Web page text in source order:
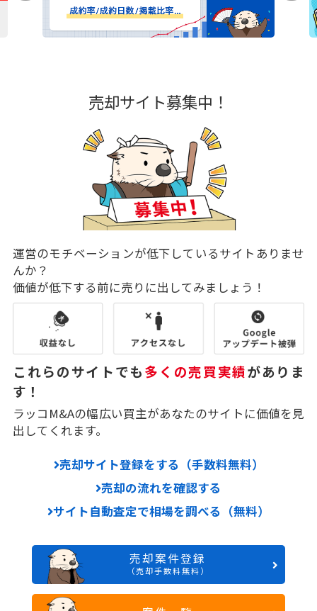
売却サイト募集中！
運営のモチベーションが低下しているサイトありませ
んか？
価値が低下する前に売りに出してみましょう！
これらのサイトでも多くの売買実績がありま
す！
ラッコM&Aの幅広い買主があなたのサイトに価値を見
出してくれます。
売却サイト登録をする（手数料無料）
売却の流れを確認する
サイト自動査定で相場を調べる（無料）
売却案件登録
（売却手数料無料）